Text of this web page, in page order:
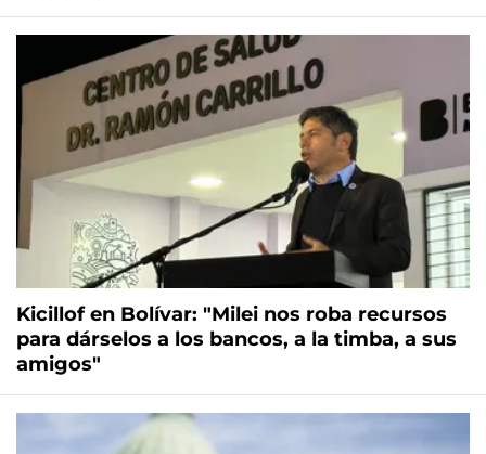
Kicillof en Bolívar: "Milei nos roba recursos
para dárselos a los bancos, a la timba, a sus
amigos"